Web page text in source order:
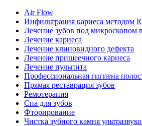
Air Flow
Инфильтрация кариеса методом
Лечение зубов под микроскопом
Лечение кариеса
Лечение клиновидного дефекта
Лечение пришеечного кариеса
Лечение пульпита
Профессиональная гигиена
Прямая реставрация зубов
Ремотерапия
Спа для зубов
Фторирование
Чистка зубного камня